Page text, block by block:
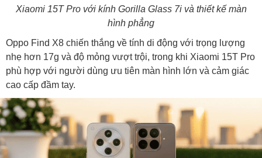
Xiaomi 15T Pro với kính Gorilla Glass 7i và thiết kế màn
hình phẳng
Oppo Find X8 chiến thắng về tính di động với trọng lượng
nhẹ hơn 17g và độ mỏng vượt trội, trong khi Xiaomi 15T Pro
phù hợp với người dùng ưu tiên màn hình lớn và cảm giác
cao cấp đầm tay.